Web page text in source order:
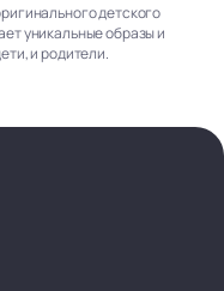
детского
уникальные образы и
и родители.